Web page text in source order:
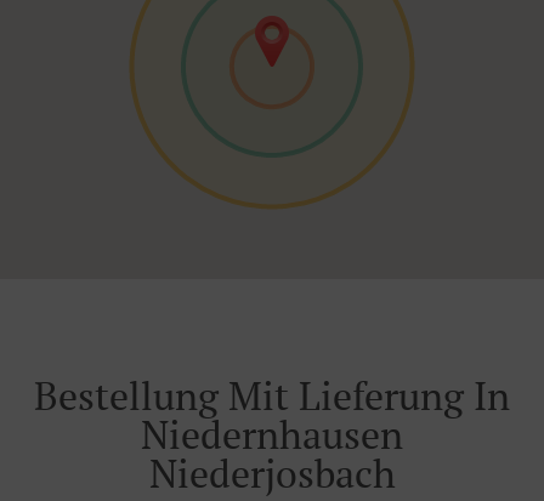
Bestellung Mit Lieferung In
Niedernhausen
Niederjosbach